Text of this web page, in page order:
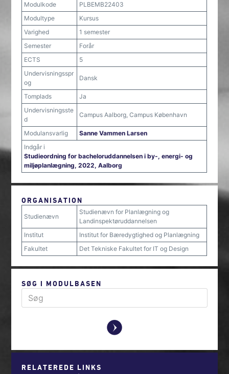
Modulkode
PLBEMB22403
Modultype
Kursus
Varighed
1 semester
Semester
Forår
ECTS
5
Undervisningsspr
og
Dansk
Tomplads
Ja
Undervisningsste
d
Campus Aalborg, Campus København
Modulansvarlig
Sanne Vammen Larsen
Indgår i
Studieordning for bacheloruddannelsen i by-, energi- og
miljøplanlægning, 2022, Aalborg
ORGANISATION
Studienævn
Studienævn for Planlægning og
Landinspektøruddannelsen
Institut
Institut for Bæredygtighed og Planlægning
Fakultet
Det Tekniske Fakultet for IT og Design
SØG I MODULBASEN
y
RELATEREDE LINKS